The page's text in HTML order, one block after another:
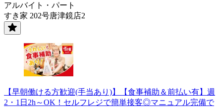
アルバイト・パート
すき家 202号唐津鏡店2
【早朝働ける方歓迎(手当あり)】【食事補助＆前払い有】週
2・1日2h～OK！セルフレジで簡単接客◎マニュアル完備で